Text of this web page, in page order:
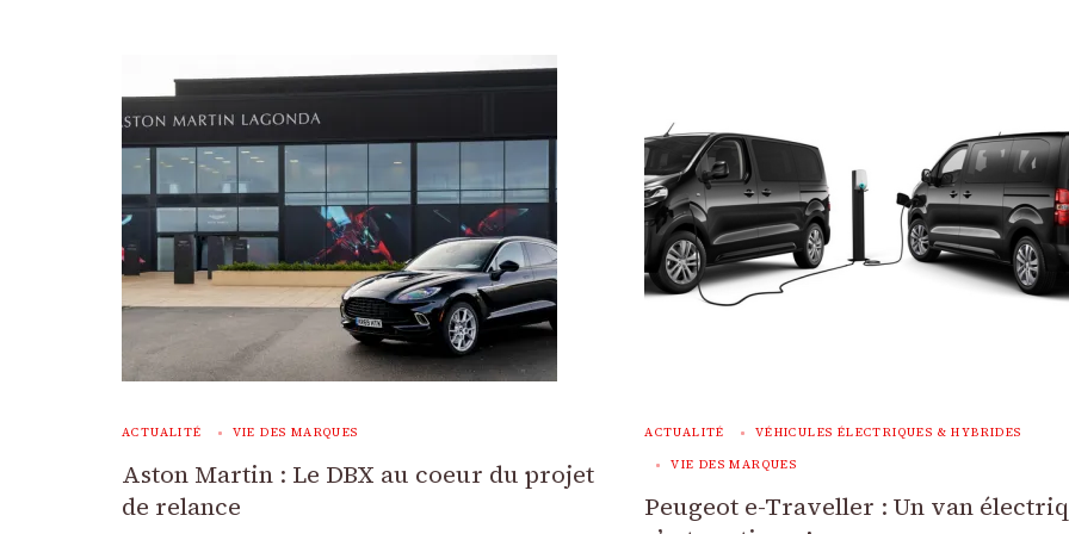
ACTUALITÉ VIE DES MARQUES
Aston Martin : Le DBX au coeur du projet
de relance
ACTUALITÉ VÉHICULES ÉLECTRIQUES & HYBRIDES
VIE DES MARQUES
Peugeot e-Traveller : Un van